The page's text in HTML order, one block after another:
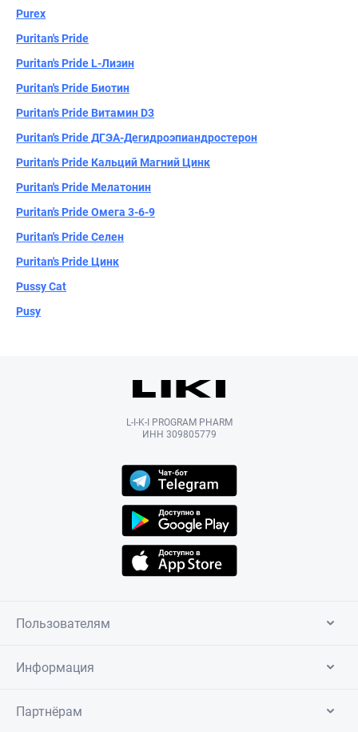
Purex
Puritan's Pride
Puritan's Pride L-Лизин
Puritan's Pride Биотин
Puritan's Pride Витамин D3
Puritan's Pride ДГЭА-Дегидроэпиандростерон
Puritan's Pride Кальций Магний Цинк
Puritan's Pride Мелатонин
Puritan's Pride Омега 3-6-9
Puritan's Pride Селен
Puritan's Pride Цинк
Pussy Cat
Pusy
L-I-K-I PROGRAM PHARM
ИНН 309805779
Пользователям
Информация
Партнёрам